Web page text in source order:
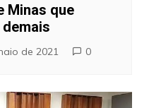
Minas que
de 2021 0